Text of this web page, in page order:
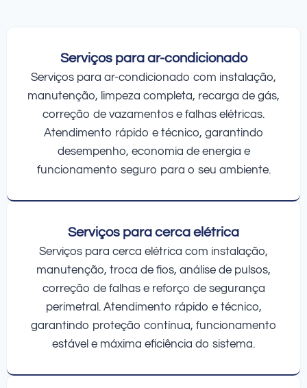
Serviços para ar-condicionado
Serviços para ar-condicionado com instalação,
manutenção, limpeza completa, recarga de gás,
correção de vazamentos e falhas elétricas.
Atendimento rápido e técnico, garantindo
desempenho, economia de energia e
funcionamento seguro para o seu ambiente.
Serviços para cerca elétrica
Serviços para cerca elétrica com instalação,
manutenção, troca de fios, análise de pulsos,
correção de falhas e reforço de segurança
perimetral. Atendimento rápido e técnico,
garantindo proteção contínua, funcionamento
estável e máxima eficiência do sistema.